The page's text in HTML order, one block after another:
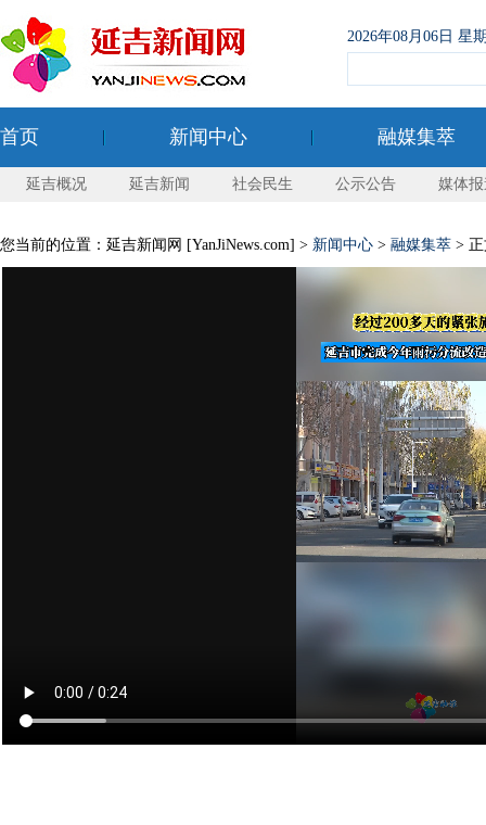
2026年08月06日 星
首页 新闻中心 融媒集萃
延吉概况 延吉新闻 社会民生 公示公告 媒体
您当前的位置：延吉新闻网 [YanJiNews.com] > 新闻中心 > 融媒集萃 >